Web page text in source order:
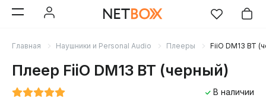
Главная Наушники и Personal Audio Плееры FiiO DM13 BT
Плеер FiiO DM13 BT (черный)
В наличии